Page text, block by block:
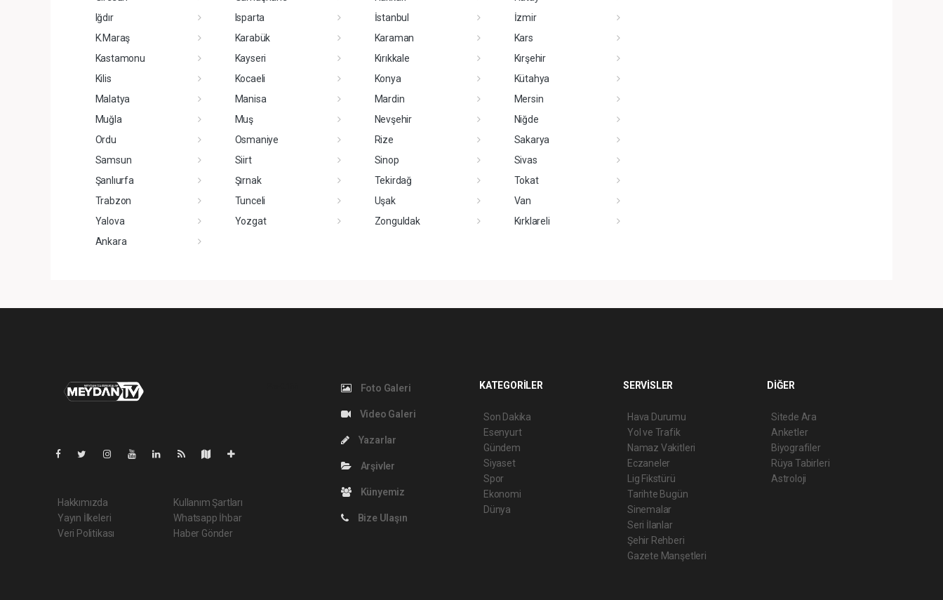
Iğdır
Isparta İstanbul
İzmir
K.Maraş
Karabük Karaman
Kars
Kastamonu
Kayseri Kırıkkale
Kırşehir
Kilis
Kocaeli Konya
Kütahya
Malatya
Manisa Mardin
Mersin
Muğla
Muş Nevşehir
Niğde
Ordu
Osmaniye Rize
Sakarya
Samsun
Siirt Sinop
Sivas
Şanlıurfa
Şırnak Tekirdağ
Tokat
Trabzon
Tunceli Uşak
Van
Yalova
Yozgat Zonguldak
Kırklareli
Ankara
Hakkımızda
Yayın İlkeleri
Veri Politikası
Kullanım Şartları
Whatsapp İhbar
Haber Gönder
Foto Galeri
Video Galeri
Yazarlar
Arşivler
Künyemiz
Bize Ulaşın
KATEGORİLER
Son Dakika
Esenyurt
Gündem
Siyaset
Spor
Ekonomi
Dünya
SERVİSLER
Hava Durumu
Yol ve Trafik
Namaz Vakitleri
Eczaneler
Lig Fikstürü
Tarihte Bugün
Sinemalar
Seri İlanlar
Şehir Rehberi
Gazete Manşetleri
DİĞER
Sitede Ara
Anketler
Biyografiler
Rüya Tabirleri
Astroloji